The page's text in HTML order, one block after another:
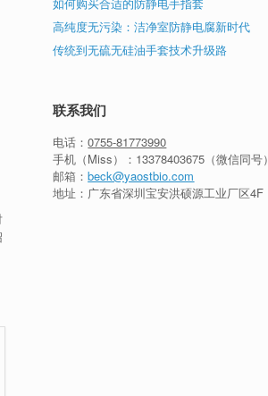
高纯度无污染：洁净室防静电腐新时代
传统到无硫无硅油手套技术升级路
联系我们
电话：0755-81773990
手机（Miss）： 13378403675 （微信同号）
邮箱：beck@yaostbio.com
地址：广东省深圳宝安洪硕源工业厂区4F